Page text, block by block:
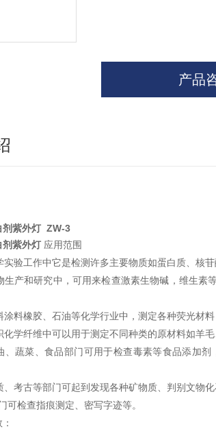
产品
剂紫外灯 ZW-3
剂紫外灯 应用范围
实验工作中它是检测许多主要物质如蛋白质、核苷
生产和研究中，可用来检查激素生物碱，维生
涂料橡胶、石油等化学行业中，测定各种荧光材
化学纤维中可以用于测定不同种类的原材料如羊
、蔬菜、食品部门可用于检查毒素等食品添加
、考古等部门可起到发现各种矿物质、判别文物化
可检查指痕测定、密写字迹等。